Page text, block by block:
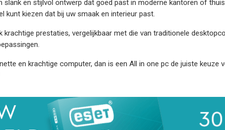
slank en stijlvol ontwerp dat goed past in moderne kantoren of
kunt kiezen dat bij uw smaak en interieur past.
krachtige prestaties, vergelijkbaar met die van traditionele
en krachtige computer, dan is een All in one pc de juiste keuze